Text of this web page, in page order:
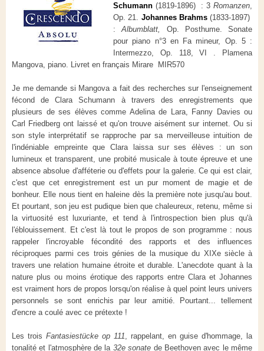
Schumann (1819-1896) : 3 Romanzen
Op. 21. Johannes Brahms(1833-1897)
:Albumblatt,
Op. Posthume. Sonate
pour piano n°3 en Fa mineur, Op. 5 :
Intermezzo, Op. 118, VI . Plamena
Mangova, piano. Livret en français Mirare MIR570
Je me demande si Mangova a fait des recherches sur l'enseignement
fécond de Clara Schumann à travers des enregistrements que
plusieurs de ses élèves comme Adelina de Lara, Fanny Davies ou
Carl Friedberg ont laissé et qu'on trouve aisément sur internet. Ou si
son style interprétatif se rapproche par sa merveilleuse intuition de
l'indéniable empreinte que Clara laissa sur ses élèves : un son
lumineux et transparent, une probité musicale à toute épreuve et une
absence absolue d'afféterie ou d'effets pour la galerie. Ce qui est clair,
c'est que cet enregistrement est un pur moment de magie et de
bonheur. Elle nous tient en haleine dès la première note jusqu'au bout.
Et pourtant, son jeu est pudique bien que chaleureux, retenu, même si
la virtuosité est luxuriante, et tend à l'introspection bien plus qu'à
l'éblouissement. Et c'est là tout le propos de son programme : nous
rappeler l'incroyable fécondité des rapports et des influences
réciproques parmi ces trois génies de la musique du XIXe siècle à
travers une relation humaine étroite et durable. L'anecdote quant à la
nature plus ou moins érotique des rapports entre Clara et Johannes
est vraiment hors de propos lorsqu'on réalise à quel point leurs univers
personnels se sont enrichis par leur amitié. Pourtant... tellement
d'encre a coulé avec ce prétexte !
Les trois Fantasiestücke op 111 , rappelant, en guise d'hommage, la
tonalité et l'atmosphère de la 32e sonate de Beethoven avec le même